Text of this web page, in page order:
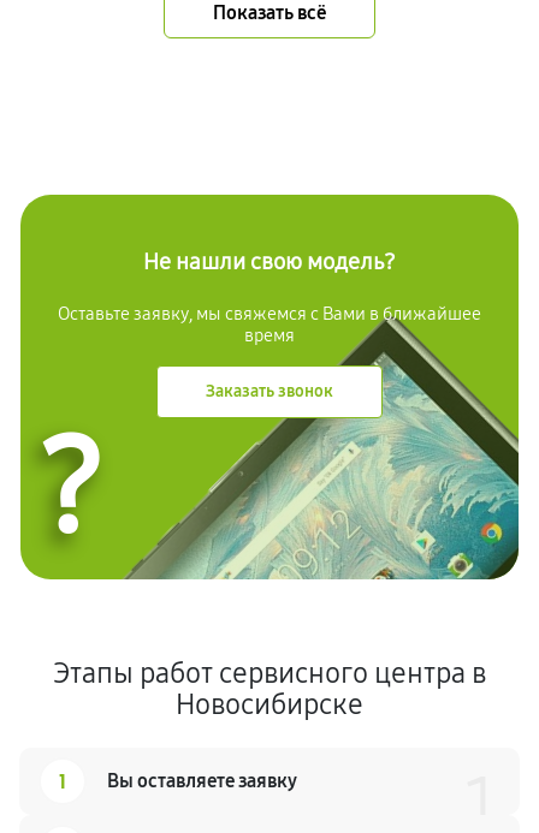
Показать всё
Не нашли свою модель?
Оставьте заявку, мы свяжемся с Вами в ближайшее
время
Заказать звонок
?
Этапы работ сервисного центра в
Новосибирске
1 Вы оставляете заявку